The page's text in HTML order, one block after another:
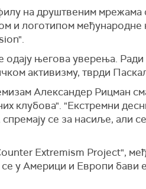
на друштвеним мрежама
и логотипом
његова уверења.
активизму, тврди
Александер Рицман
клубова". "Екстремни
спремају се за насиље, али
Extremism Project",
се у Америци и Европи бави